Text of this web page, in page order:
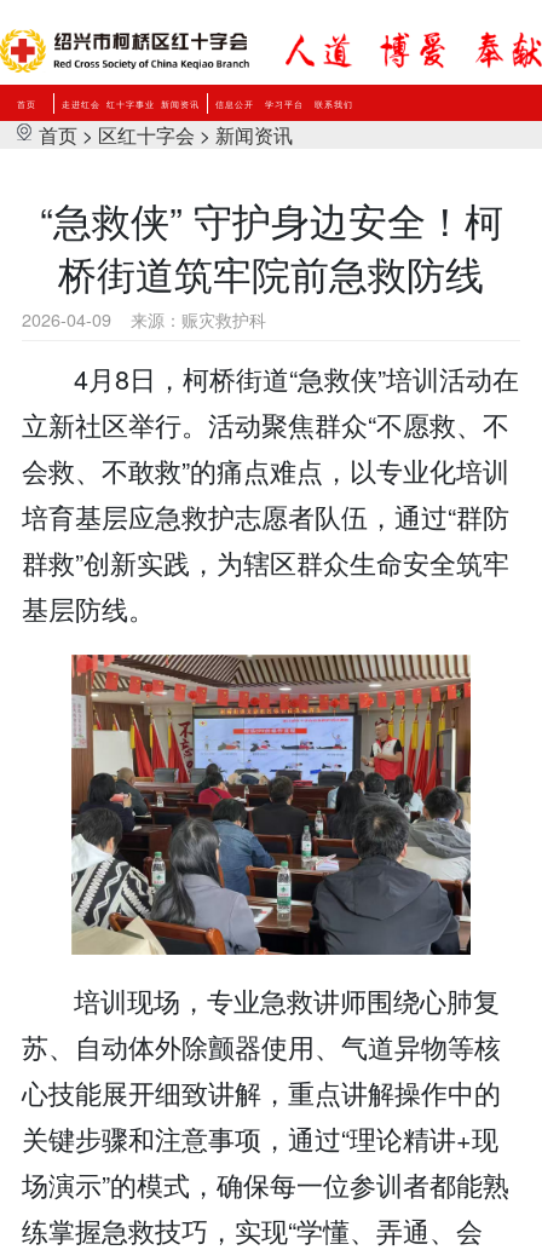
首页 走进红会 红十字事业 新闻资讯 信息公开 学习平台 联系我们
首页> 区红十字会 > 新闻资讯
“急救侠” 守护身边安全！柯
桥街道筑牢院前急救防线
2026-04-09 来源：赈灾救护科
4月8日，柯桥街道“急救侠”培训活动在
立新社区举行。活动聚焦群众“不愿救、不
会救、不敢救”的痛点难点，以专业化培训
培育基层应急救护志愿者队伍，通过“群防
群救”创新实践，为辖区群众生命安全筑牢
基层防线。
培训现场，专业急救讲师围绕心肺复
苏、自动体外除颤器使用、气道异物等核
心技能展开细致讲解，重点讲解操作中的
关键步骤和注意事项，通过“理论精讲+现
场演示”的模式，确保每一位参训者都能熟
练掌握急救技巧，实现“学懂、弄通、会